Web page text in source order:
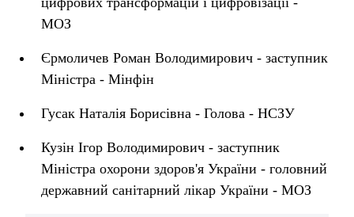
МОЗ
Єрмоличев Роман Володимирович - заступник
Міністра - Мінфін
Гусак Наталія Борисівна - Голова - НСЗУ
Кузін Ігор Володимирович - заступник
Міністра охорони здоров'я України - головний
державний санітарний лікар України - МОЗ